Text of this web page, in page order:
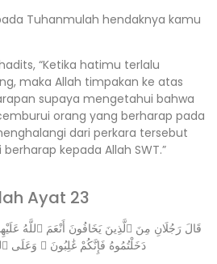
Tuhanmulah hendaknya kamu
“Ketika hatimu terlalu
maka Allah timpakan ke atas
supaya mengetahui bahwa
orang yang berharap pada
dari perkara tersebut
kepada Allah SWT.”
Ayat 23
قَالَ رَجُلَانِ مِنَ ٱلَّذِينَ يَخَافُونَ أَنْعَمَ ٱللَّهُ
دَخَلْتُمُوهُ فَإِنَّكُمْ غَٰلِبُونَ ۚ وَعَلَى